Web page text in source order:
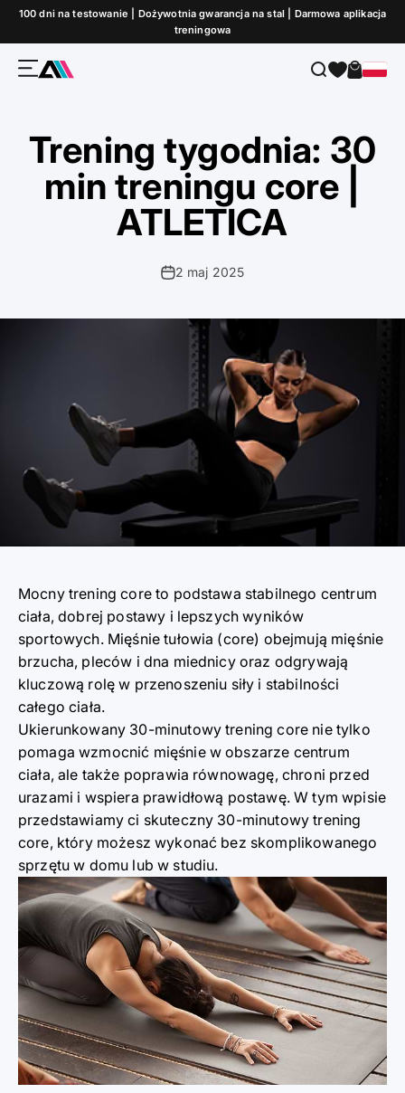
Przejdź do treści
100 dni na testowanie | Dożywotnia gwarancja na stal | Darmowa aplikacja
treningowa
MenuATLETICA SzukajKoszyk
Trening tygodnia: 30
min treningu core |
ATLETICA
2 maj 2025
Mocny trening core to podstawa stabilnego centrum
ciała, dobrej postawy i lepszych wyników
sportowych. Mięśnie tułowia (core) obejmują mięśnie
brzucha, pleców i dna miednicy oraz odgrywają
kluczową rolę w przenoszeniu siły i stabilności
całego ciała.
Ukierunkowany 30-minutowy trening core nie tylko
pomaga wzmocnić mięśnie w obszarze centrum
ciała, ale także poprawia równowagę, chroni przed
urazami i wspiera prawidłową postawę. W tym wpisie
przedstawiamy ci skuteczny 30-minutowy trening
core, który możesz wykonać bez skomplikowanego
sprzętu w domu lub w studiu.